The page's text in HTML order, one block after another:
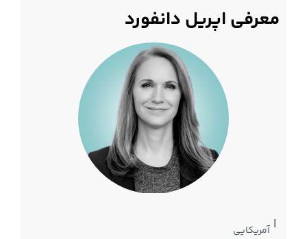
معرفی اپریل دانفورد
| آمریکایی